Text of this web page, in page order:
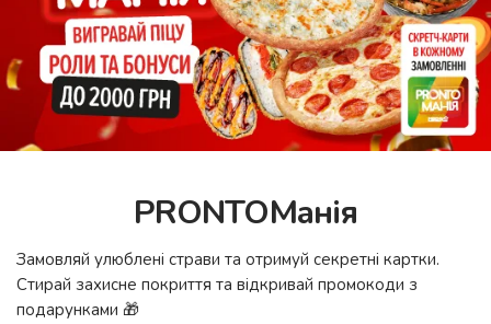
PRONTOМанія
Замовляй улюблені страви та отримуй секретні картки.
Стирай захисне покриття та відкривай промокоди з
подарунками 🎁